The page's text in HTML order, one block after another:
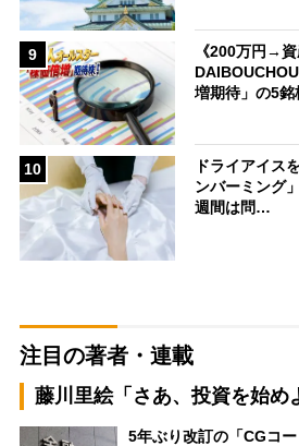
9
《200万円→
増期待」の5
10
ドライアイス
ンバーミング
週間は問…
注目の著者・連載
藤川里絵「さあ、投資を始め
5年ぶり改訂の「CGコ